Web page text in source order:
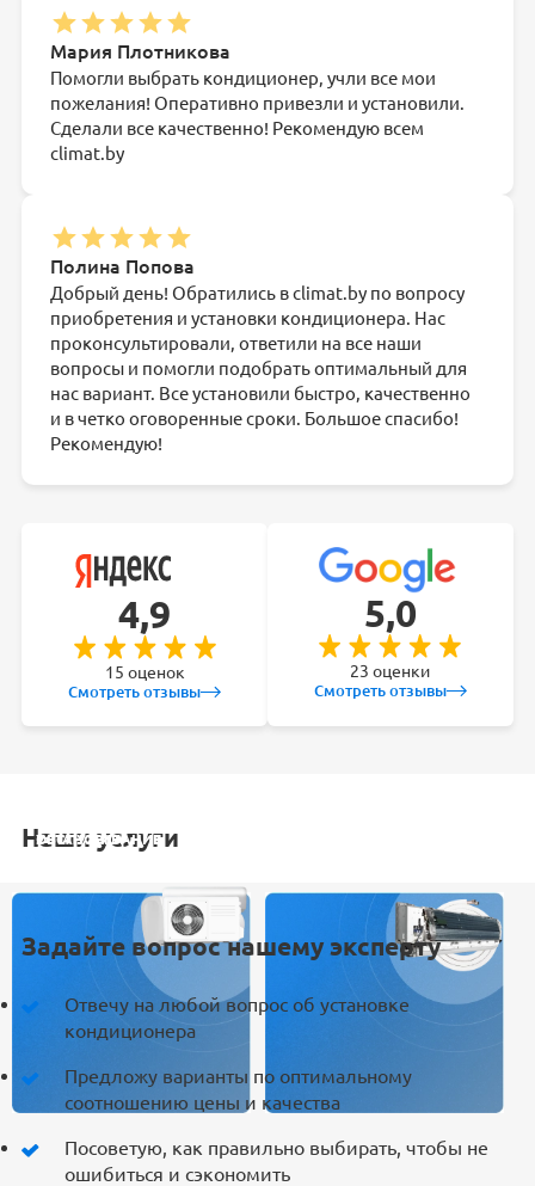
Мария Плотникова
Помогли выбрать кондиционер, учли все мои
пожелания! Оперативно привезли и установили.
Сделали все качественно! Рекомендую всем
climat.by
Полина Попова
Добрый день! Обратились в climat.by по вопросу
приобретения и установки кондиционера. Нас
проконсультировали, ответили на все наши
вопросы и помогли подобрать оптимальный для
нас вариант. Все установили быстро, качественно
и в четко оговоренные сроки. Большое спасибо!
Рекомендую!
4,9
15 оценок
Смотреть отзывы
5,0
23 оценки
Смотреть отзывы
Наши услуги
УСТАНОВКА
ОБСЛУЖИВАНИЕ
Задайте вопрос нашему эксперту
Отвечу на любой вопрос об установке
кондиционера
Предложу варианты по оптимальному
соотношению цены и качества
Посоветую, как правильно выбирать, чтобы не
ошибиться и сэкономить